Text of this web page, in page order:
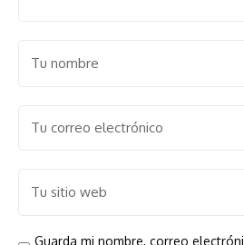
Guarda mi nombre, correo